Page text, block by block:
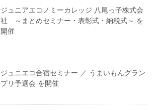
ジュニアエコノミーカレッジ 八尾っ子株式会
社 ～まとめセミナー・表彰式・納税式～ を
開催
ジュニエコ合宿セミナー ／ うまいもんグラン
プリ予選会 を開催